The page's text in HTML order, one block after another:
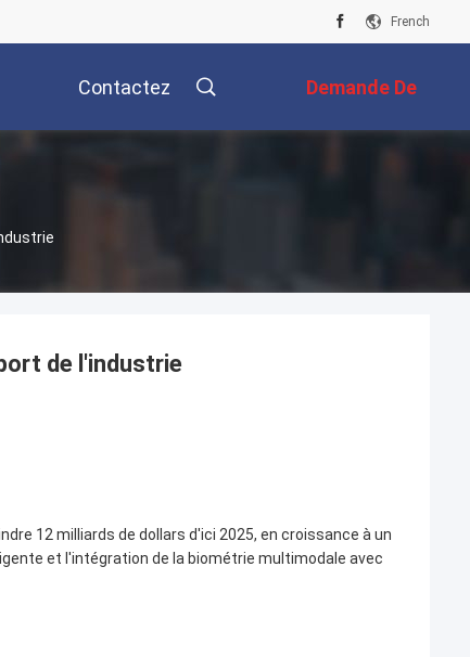
French
Contactez Demande De
Soumission
de l'industrie
12 milliards de dollars d'ici 2025, en croissance à un
et l'intégration de la biométrie multimodale avec